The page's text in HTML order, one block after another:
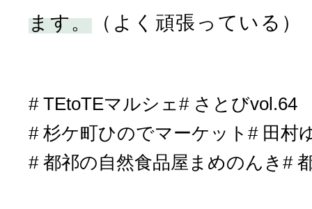
ます。 （よく頑張っている）
TEtoTEマルシェ さとびvol.64
杉ケ町ひのでマーケット 田村
都祁の自然食品屋まめのんき